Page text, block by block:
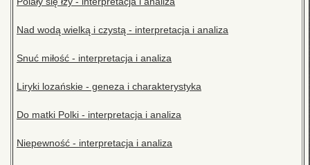
Nad wodą wielką i czystą - interpretacja i analiza
Snuć miłość - interpretacja i analiza
Liryki lozańskie - geneza i charakterystyka
Do matki Polki - interpretacja i analiza
Niepewność - interpretacja i analiza